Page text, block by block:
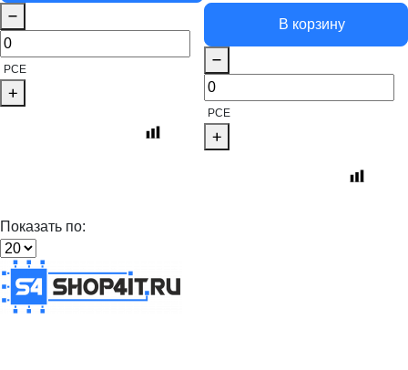
PCE
В корзину
PCE
Показать по: